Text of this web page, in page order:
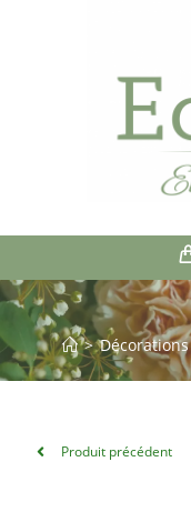
> Décorations
Produit précédent